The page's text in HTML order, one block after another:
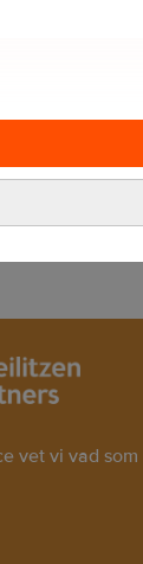
vet vi vad